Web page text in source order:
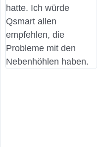
hatte. Ich würde
Qsmart allen
empfehlen, die
Probleme mit den
Nebenhöhlen haben.